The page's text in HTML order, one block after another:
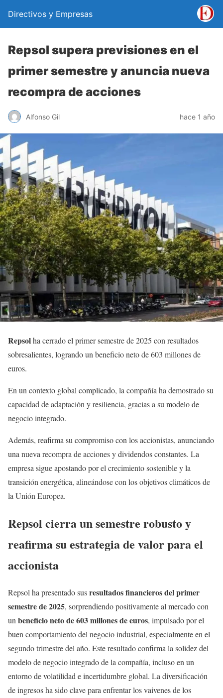
Directivos y Empresas
Repsol supera previsiones en el
primer semestre y anuncia nueva
recompra de acciones
Alfonso Gil hace 1 año
Repsolha cerrado el primer semestre de 2025 con resultados
sobresalientes, logrando un beneficio neto de 603 millones de
euros.
En un contexto global complicado, la compañía ha demostrado su
capacidad de adaptación y resiliencia, gracias a su modelo de
negocio integrado.
Además, reafirma su compromiso con los accionistas, anunciando
una nueva recompra de acciones y dividendos constantes. La
empresa sigue apostando por el crecimiento sostenible y la
transición energética, alineándose con los objetivos climáticos de
la Unión Europea.
Repsol cierra un semestre robusto y
reafirma su estrategia de valor para el
accionista
Repsol ha presentado susresultados financieros del primer
semestre de 2025, sorprendiendo positivamente al mercado con
unbeneficio neto de 603 millones de euros, impulsado por el
buen comportamiento del negocio industrial, especialmente en el
segundo trimestre del año. Este resultado confirma la solidez del
modelo de negocio integrado de la compañía, incluso en un
entorno de volatilidad e incertidumbre global. La diversificación
de ingresos ha sido clave para enfrentar los vaivenes de los